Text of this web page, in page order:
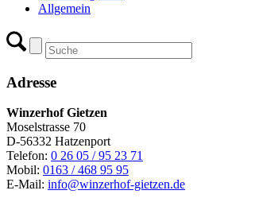
Allgemein
Adresse
Winzerhof Gietzen
Moselstrasse 70
D-56332 Hatzenport
Telefon: 0 26 05 / 95 23 71
Mobil: 0163 / 468 95 95
E-Mail: info@winzerhof-gietzen.de